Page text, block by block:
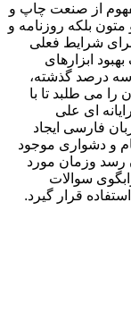
از صنعت چاپ و
بلکه روزنامه و
شرایط فعلی
ابزارهای
درصد گذشته،
می طلبد تا با
ای علی
فارسی ایجاد
و دشواری موجود
رسد وزمان مورد
سوالات
قرار گیرد.